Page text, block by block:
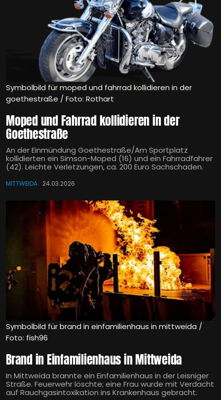
Symbolbild für moped und fahrrad kollidieren in der
goethestraße / Foto: Rothart
Moped und Fahrrad kollidieren in der
Goethestraße
An der Einmündung Goethestraße/Am Sportplatz
kollidierten ein Simson-Moped (16) und ein Fahrradfahrer
(42). Leichte Verletzungen, ca. 200 Euro Sachschaden.
MITTWEIDA 24.03.2026
Symbolbild für brand in einfamilienhaus in mittweida /
Foto: fish96
Brand in Einfamilienhaus in Mittweida
In Mittweida brannte ein Einfamilienhaus in der Leisniger
Straße. Feuerwehr löschte; eine Frau wurde mit Verdacht
auf Rauchgasintoxikation ins Krankenhaus gebracht.